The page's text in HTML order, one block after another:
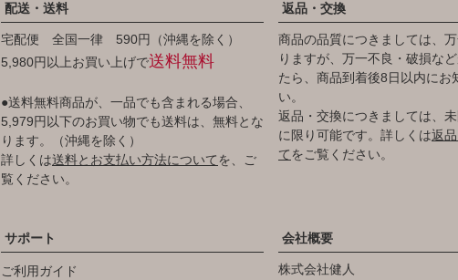
配送・送料
宅配便 全国一律 590円（沖縄を除く）
5,980円以上お買い上げで送料無料
●送料無料商品が、一品でも含まれる場合、
5,979円以下のお買い物でも送料は、無料とな
ります。（沖縄を除く）
詳しくは送料とお支払い方法についてを、ご
覧ください。
返品・交換
商品の品質につきましては、
りますが、万一不良・破損な
たら、商品到着後8日以内にお
い。
返品・交換につきましては、
に限り可能です。詳しくは返
てをご覧ください。
サポート
ご利用ガイド
会社概要
株式会社健人